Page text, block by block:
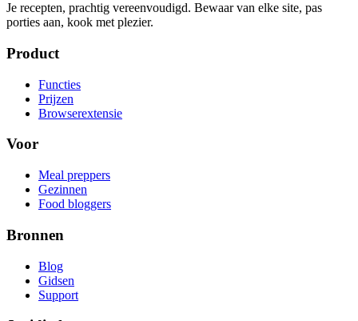
Je recepten, prachtig vereenvoudigd. Bewaar van elke site, pas
porties aan, kook met plezier.
Product
Functies
Prijzen
Browserextensie
Voor
Meal preppers
Gezinnen
Food bloggers
Bronnen
Blog
Gidsen
Support